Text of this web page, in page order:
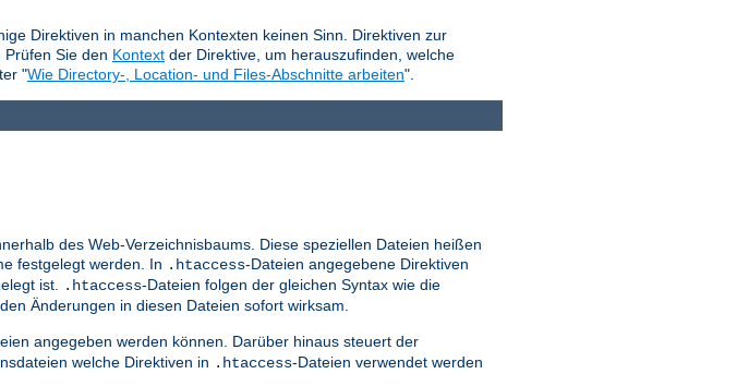
Direktiven in manchen Kontexten keinen Sinn. Direktiven zur
Sie den Kontext der Direktive, um herauszufinden, welche
"Wie Directory-, Location- und Files-Abschnitte arbeiten".
des Web-Verzeichnisbaums. Diese speziellen Dateien heißen
festgelegt werden. In .htaccess-Dateien angegebene Direktiven
ist. .htaccess-Dateien folgen der gleichen Syntax wie die
Änderungen in diesen Dateien sofort wirksam.
angegeben werden können. Darüber hinaus steuert der
welche Direktiven in .htaccess-Dateien verwendet werden